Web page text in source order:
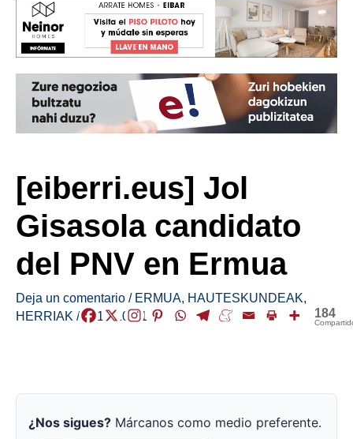
[eiberri.eus] Jol
Gisasola candidato
del PNV en Ermua
Deja un comentario / ERMUA, HAUTESKUNDEAK,
HERRIAK /2018-10-31 184
¿Nos sigues? Márcanos como medio preferente.